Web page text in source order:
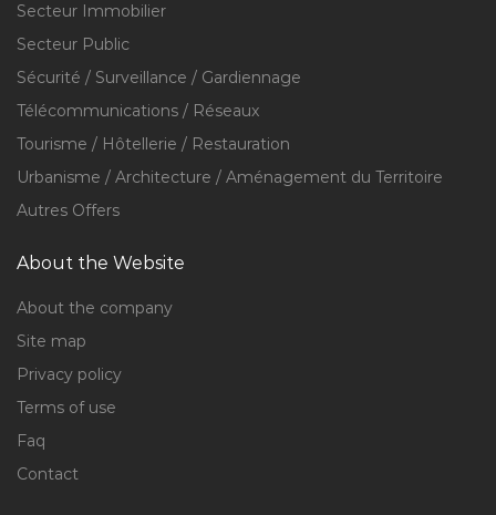
Secteur Immobilier
Secteur Public
Sécurité / Surveillance / Gardiennage
Télécommunications / Réseaux
Tourisme / Hôtellerie / Restauration
Urbanisme / Architecture / Aménagement du Territoire
Autres Offers
About the Website
About the company
Site map
Privacy policy
Terms of use
Faq
Contact